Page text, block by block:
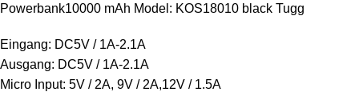
Powerbank10000 mAh Model: KOS18010 black Tugg
Eingang: DC5V / 1A-2.1A
Ausgang: DC5V / 1A-2.1A
Micro Input: 5V / 2A, 9V / 2A,12V / 1.5A